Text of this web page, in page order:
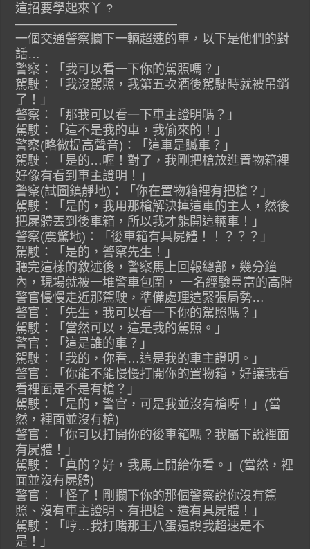
這招要學起來丫 ?
—————————————
一個交通警察攔下一輛超速的車，以下是他們的對
話…
警察：「我可以看一下你的駕照嗎？」
駕駛：「我沒駕照，我第五次酒後駕駛時就被吊銷
了！」
警察：「那我可以看一下車主證明嗎？」
駕駛：「這不是我的車，我偷來的！」
警察(略微提高聲音)：「這車是贓車？」
駕駛：「是的…喔！對了，我剛把槍放進置物箱裡
好像有看到車主證明！」
警察(試圖鎮靜地)：「你在置物箱裡有把槍？」
駕駛：「是的，我用那槍解決掉這車的主人，然後
把屍體丟到後車箱，所以我才能開這輛車！」
警察(震驚地)：「後車箱有具屍體！！？？？」
駕駛：「是的，警察先生！」
聽完這樣的敘述後，警察馬上回報總部，幾分鐘
內，現場就被一堆警車包圍， 一名經驗豐富的高階
警官慢慢走近那駕駛，準備處理這緊張局勢…
警官：「先生，我可以看一下你的駕照嗎？」
駕駛：「當然可以，這是我的駕照。」
警官：「這是誰的車？」
駕駛：「我的，你看…這是我的車主證明。」
警官：「你能不能慢慢打開你的置物箱，好讓我看
看裡面是不是有槍？」
駕駛：「是的，警官，可是我並沒有槍呀！」(當
然，裡面並沒有槍)
警官：「你可以打開你的後車箱嗎？我屬下說裡面
有屍體！」
駕駛：「真的？好，我馬上開給你看。」(當然，裡
面並沒有屍體)
警官：「怪了！剛攔下你的那個警察說你沒有駕
照、沒有車主證明、有把槍、還有具屍體！」
駕駛：「哼…我打賭那王八蛋還說我超速是不
是！」